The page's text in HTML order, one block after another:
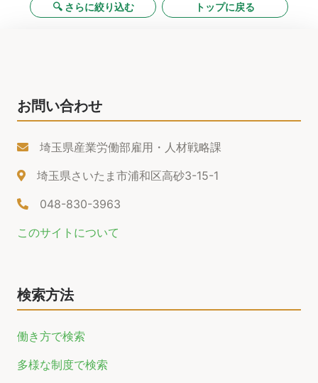
🔍 さらに絞り込む トップに戻る
お問い合わせ
埼玉県産業労働部雇用・人材戦略課
埼玉県さいたま市浦和区高砂3-15-1
048-830-3963
このサイトについて
検索方法
働き方で検索
多様な制度で検索